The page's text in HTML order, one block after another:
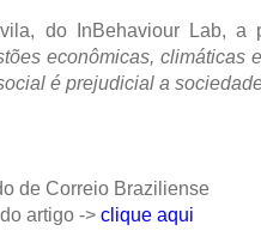
do InBehaviour Lab, a
econômicas, climáticas
é prejudicial a
de Correio Braziliense
artigo -> clique aqui